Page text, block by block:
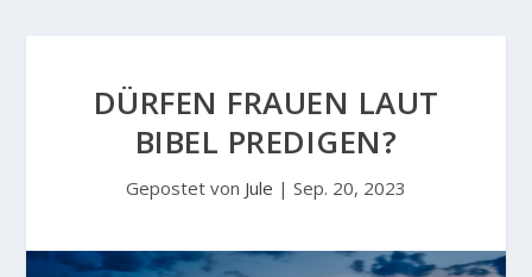
DÜRFEN FRAUEN LAUT
BIBEL PREDIGEN?
Gepostet von Jule | Sep. 20, 2023